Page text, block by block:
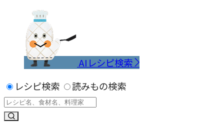
AIレシピ検索
レシピ検索
読みもの検索